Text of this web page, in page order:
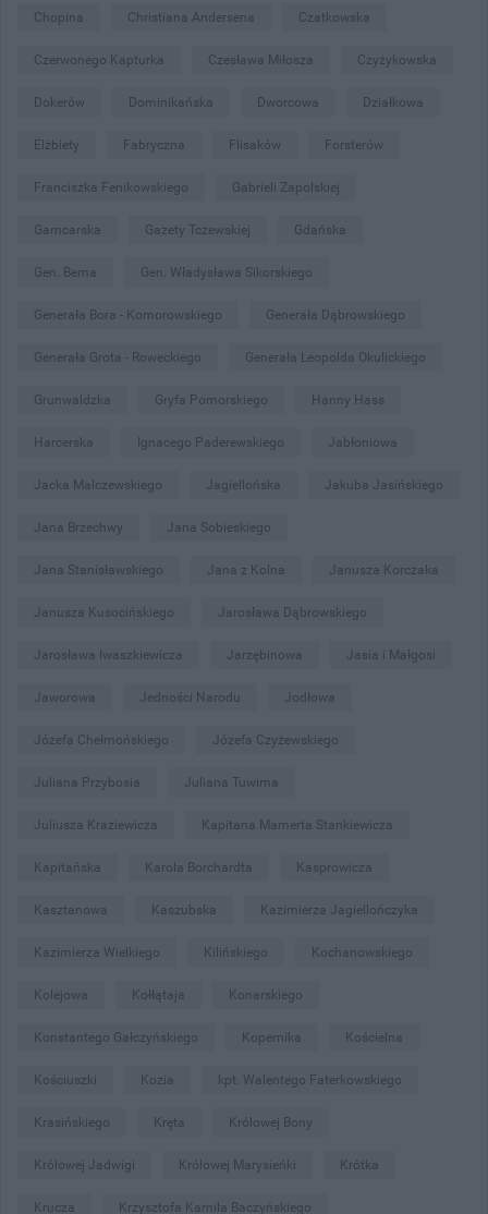
Chopina Christiana Andersena Czatkowska
Czerwonego Kapturka Czesława Miłosza Czyżykowska
Dokerów Dominikańska Dworcowa Działkowa
Elżbiety Fabryczna Flisaków Forsterów
Franciszka Fenikowskiego Gabrieli Zapolskiej
Garncarska Gazety Tczewskiej Gdańska
Gen. Bema Gen. Władysława Sikorskiego
Generała Bora - Komorowskiego Generała Dąbrowskiego
Generała Grota - Roweckiego Generała Leopolda Okulickiego
Grunwaldzka Gryfa Pomorskiego Hanny Hass
Harcerska Ignacego Paderewskiego Jabłoniowa
Jacka Malczewskiego Jagiellońska Jakuba Jasińskiego
Jana Brzechwy Jana Sobieskiego
Jana Stanisławskiego Jana z Kolna Janusza Korczaka
Janusza Kusocińskiego Jarosława Dąbrowskiego
Jarosława Iwaszkiewicza Jarzębinowa Jasia i Małgosi
Jaworowa Jedności Narodu Jodłowa
Józefa Chełmońskiego Józefa Czyżewskiego
Juliana Przybosia Juliana Tuwima
Juliusza Kraziewicza Kapitana Mamerta Stankiewicza
Kapitańska Karola Borchardta Kasprowicza
Kasztanowa Kaszubska Kazimierza Jagiellończyka
Kazimierza Wielkiego Kilińskiego Kochanowskiego
Kolejowa Kołłątaja Konarskiego
Konstantego Gałczyńskiego Kopernika Kościelna
Kościuszki Kozia kpt. Walentego Faterkowskiego
Krasińskiego Kręta Królowej Bony
Królowej Jadwigi Królowej Marysieńki Krótka
Krucza Krzysztofa Kamila Baczyńskiego